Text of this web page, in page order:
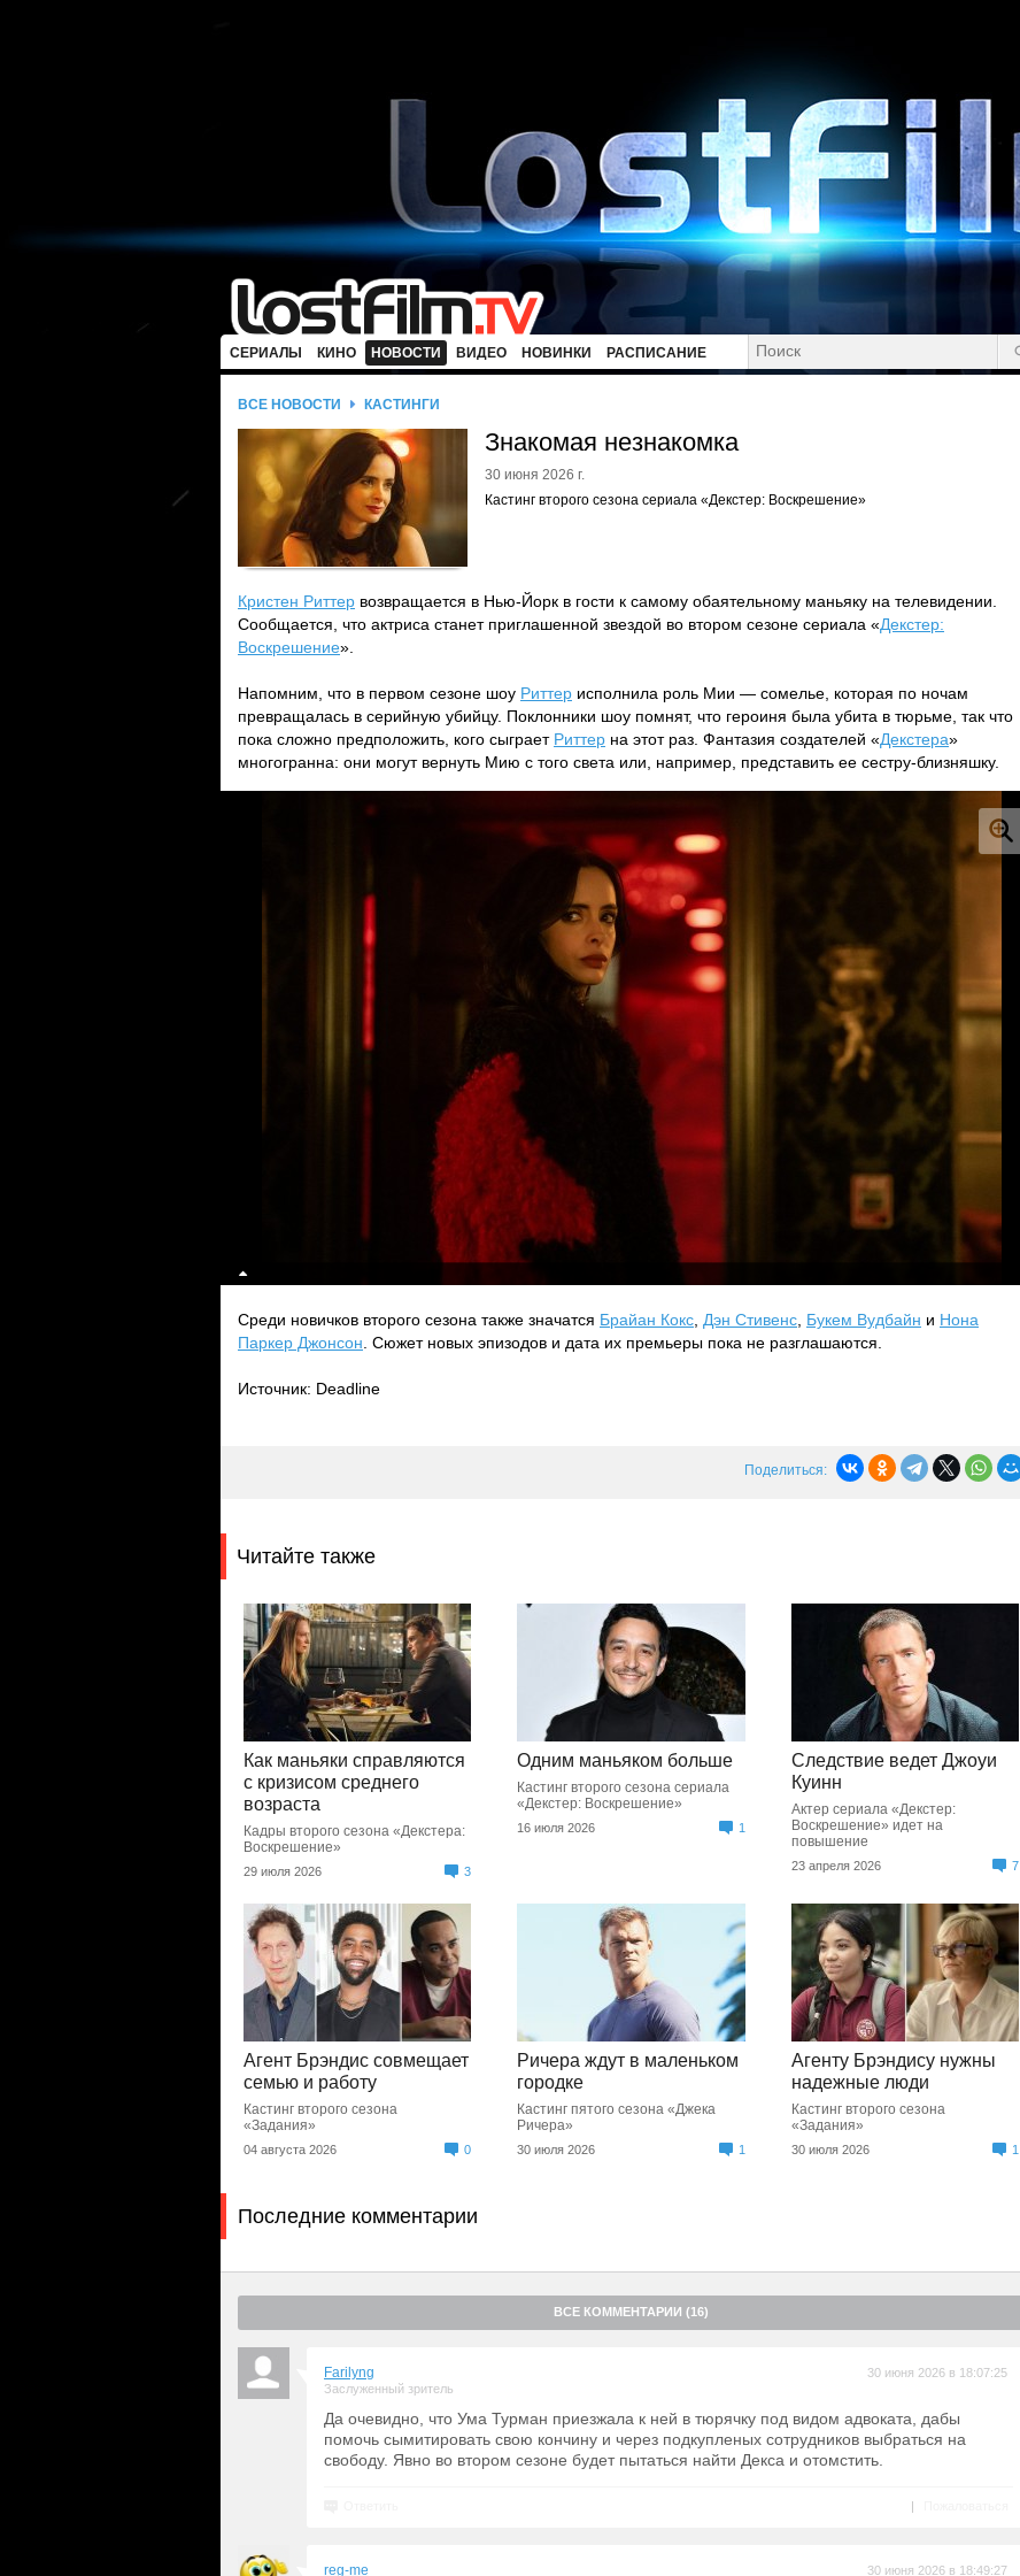
СЕРИАЛЫ КИНО НОВОСТИ ВИДЕО НОВИНКИ РАСПИСАНИЕ
ВСЕ НОВОСТИ КАСТИНГИ
Знакомая незнакомка
30 июня 2026 г.
Кастинг второго сезона сериала «Декстер: Воскрешение»
Кристен Риттер возвращается в Нью-Йорк в гости к самому обаятельному маньяку на телевидении.
Сообщается, что актриса станет приглашенной звездой во втором сезоне сериала «Декстер:
Воскрешение».
Напомним, что в первом сезоне шоу Риттер исполнила роль Мии — сомелье, которая по ночам
превращалась в серийную убийцу. Поклонники шоу помнят, что героиня была убита в тюрьме, так что
пока сложно предположить, кого сыграет Риттер на этот раз. Фантазия создателей «Декстера»
многогранна: они могут вернуть Мию с того света или, например, представить ее сестру-близняшку.
Среди новичков второго сезона также значатся Брайан Кокс Дэн Стивенс Букем Вудбайн и Нона
Паркер Джонсон . Сюжет новых эпизодов и дата их премьеры пока не разглашаются.
Источник: Deadline
Поделиться:
Читайте также
Как маньяки справляются
с кризисом среднего
возраста
Кадры второго сезона «Декстера:
Воскрешение»
29 июля 2026 3
Одним маньяком больше
Кастинг второго сезона сериала
«Декстер: Воскрешение»
16 июля 2026 1
Следствие ведет Джоуи
Куинн
Актер сериала «Декстер:
Воскрешение» идет на
повышение
23 апреля 2026 7
Агент Брэндис совмещает
семью и работу
Кастинг второго сезона
«Задания»
04 августа 2026 0
Ричера ждут в маленьком
городке
Кастинг пятого сезона «Джека
Ричера»
30 июля 2026 1
Агенту Брэндису нужны
надежные люди
Кастинг второго сезона
«Задания»
30 июля 2026 1
Последние комментарии
ВСЕ КОММЕНТАРИИ (16)
Farilyng
Заслуженный зритель
30 июня 2026 в 18:07:25
Да очевидно, что Ума Турман приезжала к ней в тюрячку под видом адвоката, дабы
помочь сымитировать свою кончину и через подкупленых сотрудников выбраться на
свободу. Явно во втором сезоне будет пытаться найти Декса и отомстить.
|
reg-me 30 июня 2026 в 18:49:27